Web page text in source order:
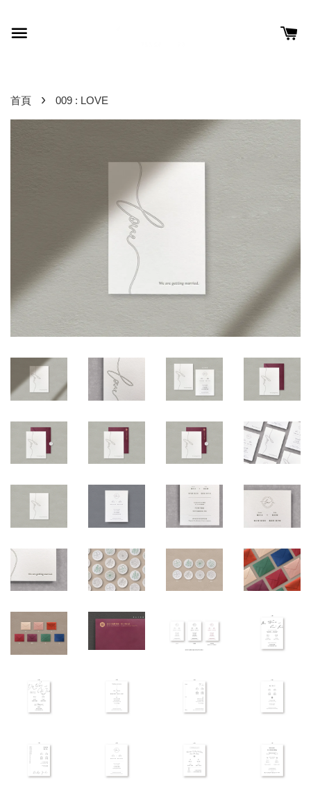
首頁 › 009 : LOVE